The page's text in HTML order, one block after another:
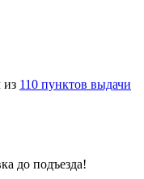
из 110 пунктов выдачи
до подъезда!